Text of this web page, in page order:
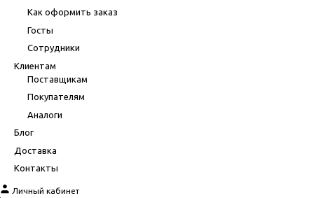
Как оформить заказ
Госты
Сотрудники
Клиентам
Поставщикам
Покупателям
Аналоги
Блог
Доставка
Контакты
Личный кабинет